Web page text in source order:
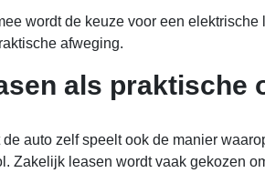
wordt de keuze voor een elektrische
afweging.
als praktische
de auto zelf speelt ook de manier
Zakelijk leasen wordt vaak gekozen